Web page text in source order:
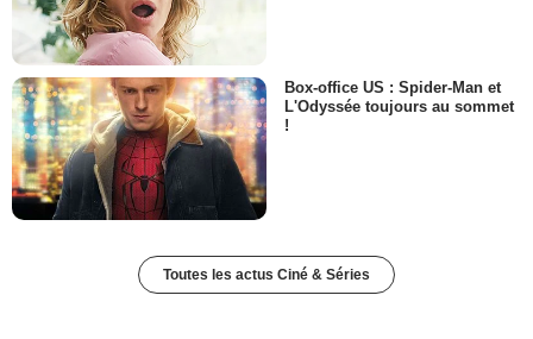
Box-office US : Spider-Man et
L'Odyssée toujours au sommet
!
Toutes les actus Ciné & Séries